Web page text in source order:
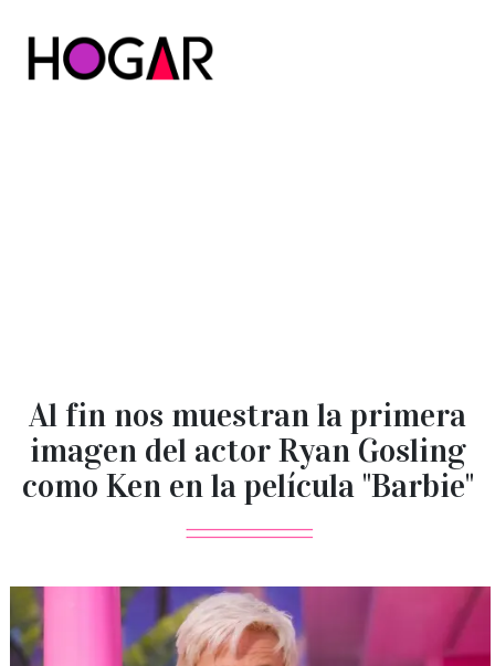
Al fin nos muestran la primera
imagen del actor Ryan Gosling
como Ken en la película "Barbie"